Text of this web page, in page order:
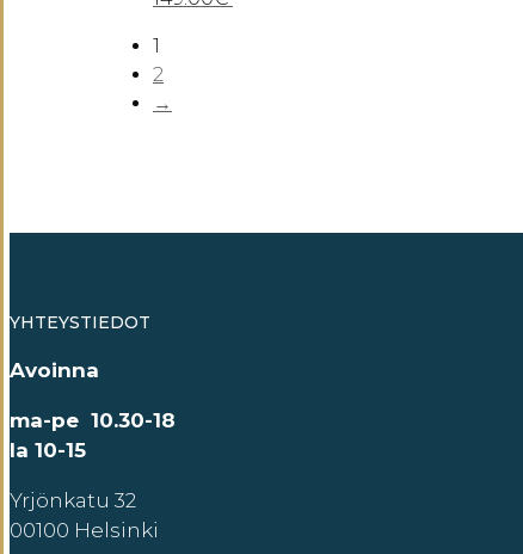
1
2
→
YHTEYSTIEDOT
Avoinna
ma-pe 10.30-18
la 10-15
Yrjönkatu 32
00100 Helsinki